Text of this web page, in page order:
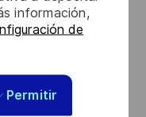
información,
de
Permitir
and not only
employees in